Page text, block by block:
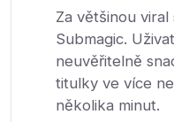
Za většinou
Submagic.
neuvěřitelně
titulky ve více
několika minut.